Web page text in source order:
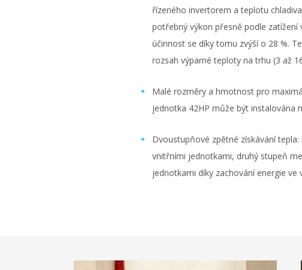
řízeného invertorem a teplotu
potřebný výkon přesně podle zatížení
účinnost se díky tomu zvýší o 28 %.
rozsah výparné teploty na trhu (3 až
Malé rozměry a hmotnost pro
jednotka 42HP může být instalována
Dvoustupňové zpětné získávání
vnitřními jednotkami, druhý stupeň
jednotkami díky zachování energie ve